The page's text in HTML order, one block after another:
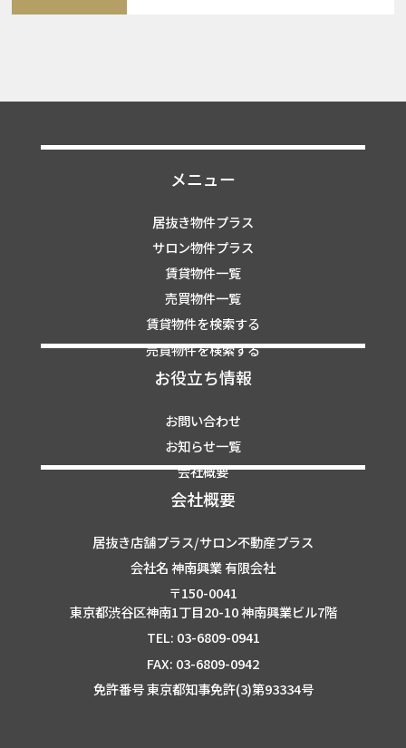
メニュー
居抜き物件プラス
サロン物件プラス
賃貸物件一覧
売買物件一覧
賃貸物件を検索する
売買物件を検索する
お役立ち情報
お問い合わせ
お知らせ一覧
会社概要
会社概要
居抜き店舗プラス/サロン不動産プラス
会社名 神南興業 有限会社
〒150-0041
東京都渋谷区神南1丁目20-10 神南興業ビル7階
TEL: 03-6809-0941
FAX: 03-6809-0942
免許番号 東京都知事免許(3)第93334号